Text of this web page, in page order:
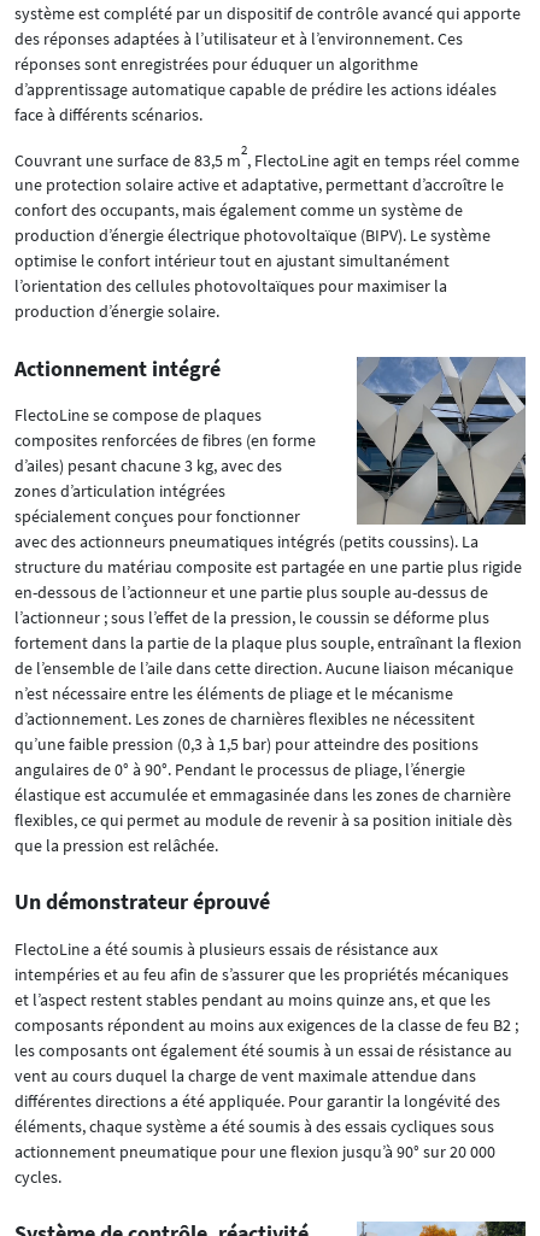
système est complété par un dispositif de contrôle avancé qui apporte
des réponses adaptées à l’utilisateur et à l’environnement. Ces
réponses sont enregistrées pour éduquer un algorithme
d’apprentissage automatique capable de prédire les actions idéales
face à différents scénarios.
Couvrant une surface de 83,5 m2, FlectoLine agit en temps réel comme
une protection solaire active et adaptative, permettant d’accroître le
confort des occupants, mais également comme un système de
production d’énergie électrique photovoltaïque (BIPV). Le système
optimise le confort intérieur tout en ajustant simultanément
l’orientation des cellules photovoltaïques pour maximiser la
production d’énergie solaire.
Actionnement intégré
FlectoLine se compose de plaques
composites renforcées de fibres (en forme
d’ailes) pesant chacune 3 kg, avec des
zones d’articulation intégrées
spécialement conçues pour fonctionner
avec des actionneurs pneumatiques intégrés (petits coussins). La
structure du matériau composite est partagée en une partie plus rigide
en-dessous de l’actionneur et une partie plus souple au-dessus de
l’actionneur ; sous l’effet de la pression, le coussin se déforme plus
fortement dans la partie de la plaque plus souple, entraînant la flexion
de l’ensemble de l’aile dans cette direction. Aucune liaison mécanique
n’est nécessaire entre les éléments de pliage et le mécanisme
d’actionnement. Les zones de charnières flexibles ne nécessitent
qu’une faible pression (0,3 à 1,5 bar) pour atteindre des positions
angulaires de 0° à 90°. Pendant le processus de pliage, l’énergie
élastique est accumulée et emmagasinée dans les zones de charnière
flexibles, ce qui permet au module de revenir à sa position initiale dès
que la pression est relâchée.
Un démonstrateur éprouvé
FlectoLine a été soumis à plusieurs essais de résistance aux
intempéries et au feu afin de s’assurer que les propriétés mécaniques
et l’aspect restent stables pendant au moins quinze ans, et que les
composants répondent au moins aux exigences de la classe de feu B2 ;
les composants ont également été soumis à un essai de résistance au
vent au cours duquel la charge de vent maximale attendue dans
différentes directions a été appliquée. Pour garantir la longévité des
éléments, chaque système a été soumis à des essais cycliques sous
actionnement pneumatique pour une flexion jusqu’à 90° sur 20 000
cycles.